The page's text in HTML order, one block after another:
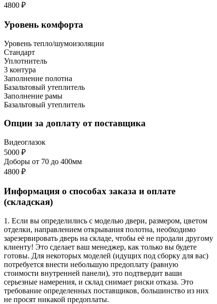
4800 ₽
Уровень комфорта
Уровень тепло/шумоизоляции
Стандарт
Уплотнитель
3 контура
Заполнение полотна
Базальтовый утеплитель
Заполнение рамы
Базальтовый утеплитель
Опции за доплату от поставщика
Видеоглазок
5000 ₽
Доборы от 70 до 400мм
4800 ₽
Информация о способах заказа и оплате
(складская)
1. Если вы определились с моделью двери, размером, цветом
отделки, направлением открывания полотна, необходимо
зарезервировать дверь на складе, чтобы её не продали другому
клиенту! Это сделает ваш менеджер, как только вы будете
готовы. Для некоторых моделей (идущих под сборку для вас)
потребуется внести небольшую предоплату (равную
стоимости внутренней панели), это подтвердит ваши
серьезные намерения, и склад снимает риски отказа. Это
требование определенных поставщиков, большинство из них
не просят никакой предоплаты.